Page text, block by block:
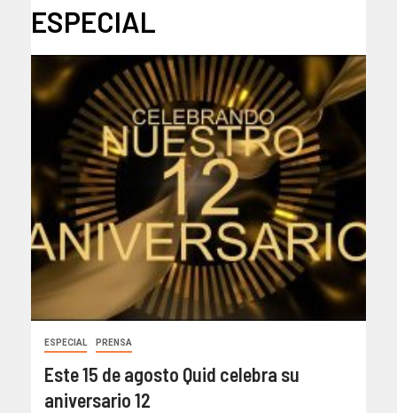
ESPECIAL
ESPECIAL PRENSA
Este 15 de agosto Quid celebra su
aniversario 12